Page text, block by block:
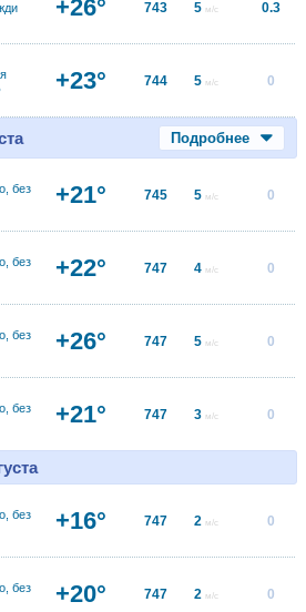
+26° 743 5 м/с 0.3
+23° 744 5 м/с 0
Подробнее
без
+21° 745 5 м/с 0
без
+22° 747 4 м/с 0
без
+26° 747 5 м/с 0
без
+21° 747 3 м/с 0
без
+16° 747 2 м/с 0
без
+20° 747 2 м/с 0